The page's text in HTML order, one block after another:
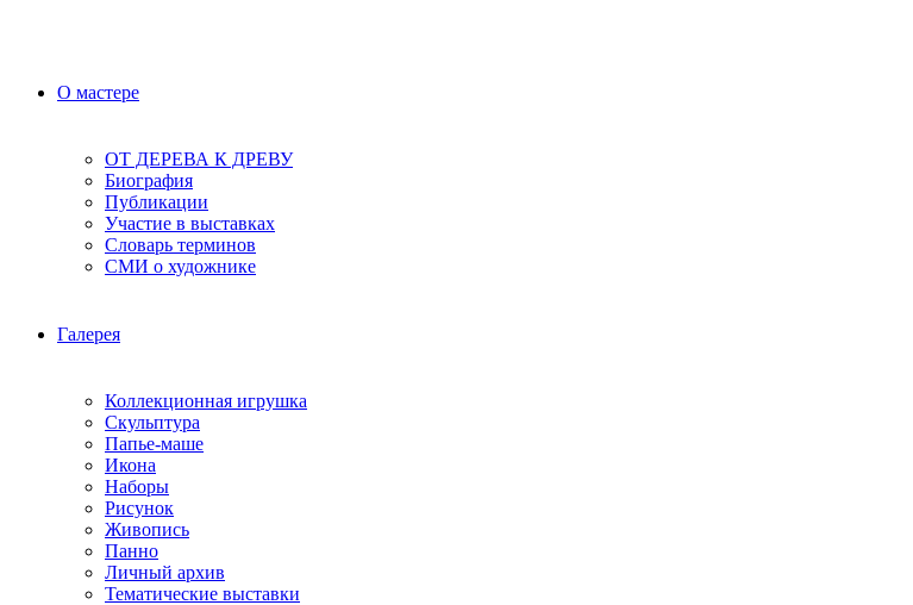
О мастере
ОТ ДЕРЕВА К ДРЕВУ
Биография
Публикации
Участие в выставках
Словарь терминов
СМИ о художнике
Галерея
Коллекционная игрушка
Скульптура
Папье-маше
Икона
Наборы
Рисунок
Живопись
Панно
Личный архив
Тематические выставки